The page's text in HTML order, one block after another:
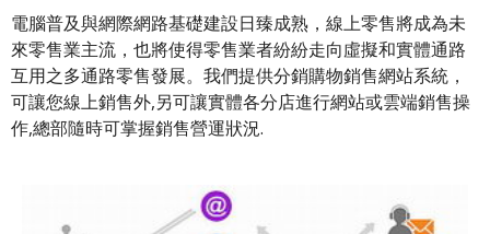
電腦普及與網際網路基礎建設日臻成熟，線上零售將成為未
來零售業主流，也將使得零售業者紛紛走向虛擬和實體通路
互用之多通路零售發展。我們提供分銷購物銷售網站系統，
可讓您線上銷售外,另可讓實體各分店進行網站或雲端銷售操
作,總部隨時可掌握銷售營運狀況.